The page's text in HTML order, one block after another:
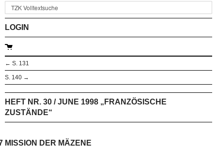
LOGIN
← S. 131
S. 140 →
HEFT NR. 30 / JUNE 1998 „FRANZÖSISCHE
ZUSTÄNDE“
MISSION DER MÄZENE